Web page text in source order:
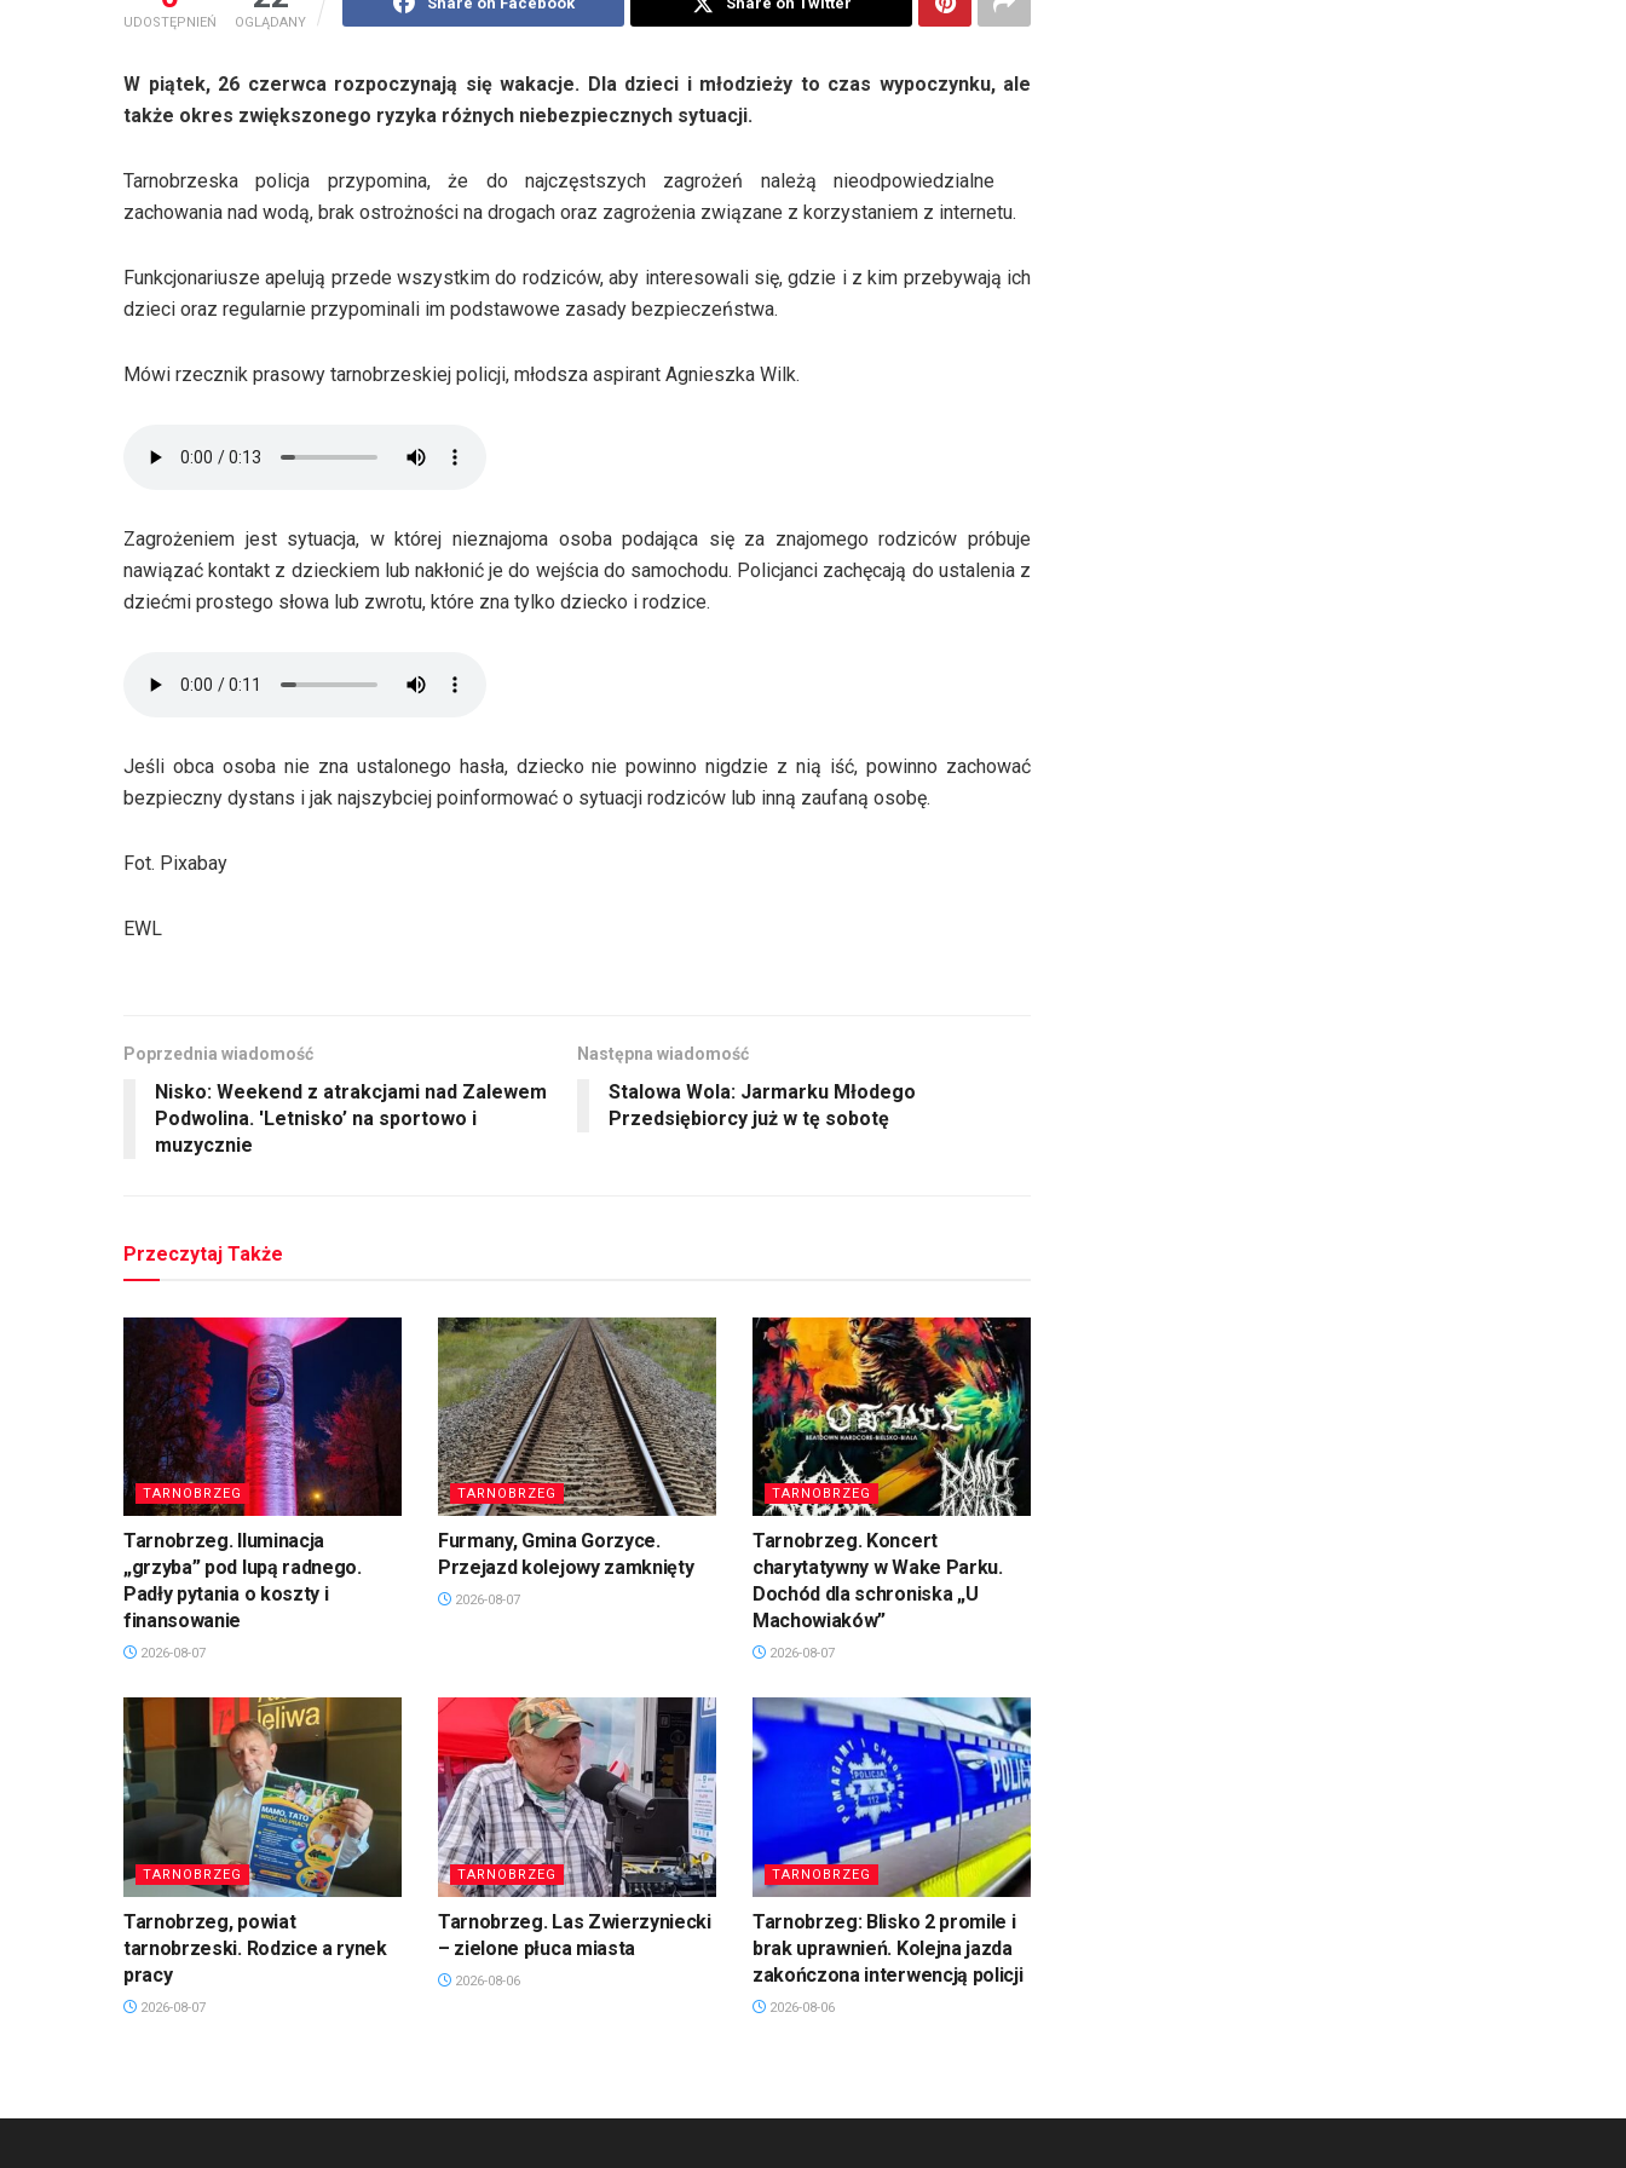
UDOSTĘPNIEŃ OGLĄDANY
W piątek, 26 czerwca rozpoczynają się wakacje. Dla dzieci i młodzieży to czas wypoczynku, ale
także okres zwiększonego ryzyka różnych niebezpiecznych sytuacji.
Tarnobrzeska policja przypomina, że do najczęstszych zagrożeń należą nieodpowiedzialne
zachowania nad wodą, brak ostrożności na drogach oraz zagrożenia związane z korzystaniem z internetu.
Funkcjonariusze apelują przede wszystkim do rodziców, aby interesowali się, gdzie i z kim przebywają ich
dzieci oraz regularnie przypominali im podstawowe zasady bezpieczeństwa.
Mówi rzecznik prasowy tarnobrzeskiej policji, młodsza aspirant Agnieszka Wilk.
Zagrożeniem jest sytuacja, w której nieznajoma osoba podająca się za znajomego rodziców próbuje
nawiązać kontakt z dzieckiem lub nakłonić je do wejścia do samochodu. Policjanci zachęcają do ustalenia z
dziećmi prostego słowa lub zwrotu, które zna tylko dziecko i rodzice.
Jeśli obca osoba nie zna ustalonego hasła, dziecko nie powinno nigdzie z nią iść, powinno zachować
bezpieczny dystans i jak najszybciej poinformować o sytuacji rodziców lub inną zaufaną osobę.
Fot. Pixabay
EWL
Poprzednia wiadomość
Nisko: Weekend z atrakcjami nad Zalewem
Podwolina. 'Letnisko’ na sportowo i
muzycznie
Następna wiadomość
Stalowa Wola: Jarmarku Młodego
Przedsiębiorcy już w tę sobotę
Przeczytaj Także
TARNOBRZEG
Tarnobrzeg. Iluminacja
„grzyba” pod lupą radnego.
Padły pytania o koszty i
finansowanie
2026-08-07
TARNOBRZEG
Furmany, Gmina Gorzyce.
Przejazd kolejowy zamknięty
2026-08-07
TARNOBRZEG
Tarnobrzeg. Koncert
charytatywny w Wake Parku.
Dochód dla schroniska „U
Machowiaków”
2026-08-07
TARNOBRZEG
Tarnobrzeg, powiat
tarnobrzeski. Rodzice a rynek
pracy
2026-08-07
TARNOBRZEG
Tarnobrzeg. Las Zwierzyniecki
– zielone płuca miasta
2026-08-06
TARNOBRZEG
Tarnobrzeg: Blisko 2 promile i
brak uprawnień. Kolejna jazda
zakończona interwencją policji
2026-08-06